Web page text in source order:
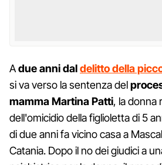
Adue anni daldelitto della
si va verso la sentenza del
mamma Martina Patti, la donna
dell'omicidio della figlioletta di 5
di due anni fa vicino casa a
Catania. Dopo il no dei giudici a